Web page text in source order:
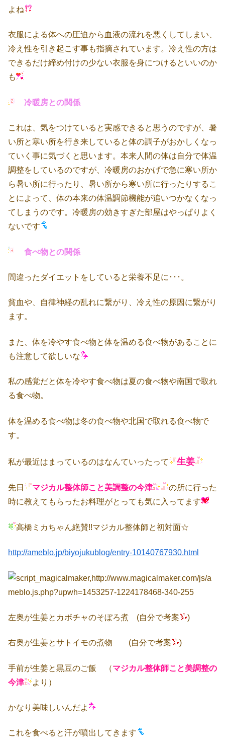
よね
衣服による体への圧迫から血液の流れを悪くしてしまい、
冷え性を引き起こす事も指摘されています。冷え性の方は
できるだけ締め付けの少ない衣服を身につけるといいのか
も
冷暖房との関係
これは、気をつけていると実感できると思うのですが、暑
い所と寒い所を行き来していると体の調子がおかしくなっ
ていく事に気づくと思います。本来人間の体は自分で体温
調整をしているのですが、冷暖房のおかげで急に寒い所か
ら暑い所に行ったり、暑い所から寒い所に行ったりするこ
とによって、体の本来の体温調節機能が追いつかなくなっ
てしまうのです。冷暖房の効きすぎた部屋はやっぱりよく
ないです
食べ物との関係
間違ったダイエットをしていると栄養不足に･･･。
貧血や、自律神経の乱れに繋がり、冷え性の原因に繋がり
ます。
また、体を冷やす食べ物と体を温める食べ物があることに
も注意して欲しいな
私の感覚だと体を冷やす食べ物は夏の食べ物や南国で取れ
る食べ物。
体を温める食べ物は冬の食べ物や北国で取れる食べ物で
す。
私が最近はまっているのはなんていったって 生姜
先日 マジカル整体師こと美調整の今津
の所に行った
時に教えてもらったお料理がとっても気に入ってます
高橋ミカちゃん絶賛!!マジカル整体師と初対面☆
http://ameblo.jp/biyojukublog/entry-10140767930.html
左奥が生姜とカボチャのそぼろ煮 (自分で考案 )
右奥が生姜とサトイモの煮物 (自分で考案 )
手前が生姜と黒豆のご飯 （マジカル整体師こと美調整の
今津
より）
かなり美味しいんだよ
これを食べると汗が噴出してきます